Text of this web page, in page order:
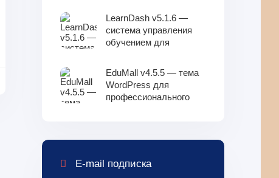
99
LearnDash v5.1.6 —
система управления
обучением для
EduMall v4.5.5 — тема
WordPress для
профессионального
E-mail подписка